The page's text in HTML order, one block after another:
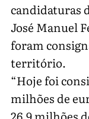
candidaturas
José Manuel
foram
território.
“Hoje foi
milhões de